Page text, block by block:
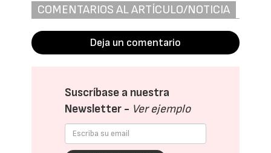
COMENTARIOS AL ARTÍCULO/NOTICIA
Deja un comentario
Suscríbase a nuestra
Newsletter - Ver ejemplo